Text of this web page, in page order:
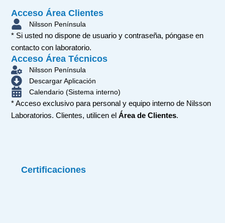
Acceso Área Clientes
Nilsson Península
* Si usted no dispone de usuario y contraseña, póngase en
contacto con laboratorio.
Acceso Área Técnicos
Nilsson Península
Descargar Aplicación
Calendario (Sistema interno)
* Acceso exclusivo para personal y equipo interno de Nilsson
Laboratorios. Clientes, utilicen elÁrea de Clientes.
Certificaciones